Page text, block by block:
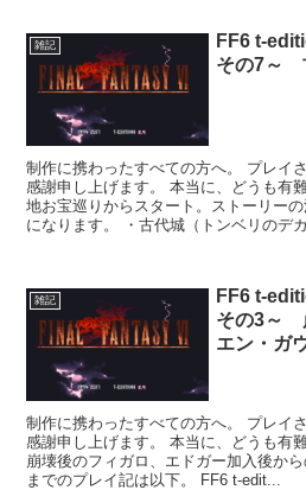
雑記
FF6 t-
その7～
制作に携わったすべての方へ。 プレイ
感謝申し上げます。 本当に、どうも有
地お宝巡りからスタート。ストーリー
になります。 ・古代城（トンベリのデ
雑記
FF6 t-
その3～
エン・ガ
制作に携わったすべての方へ。 プレイ
感謝申し上げます。 本当に、どうも有
崩壊後のフィガロ、エドガー加入後か
までのプレイ記は以下。 FF6 t-edit...